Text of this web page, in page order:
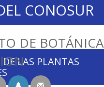
DE BOTÁNICA
CONOSUR
LAS PLANTAS